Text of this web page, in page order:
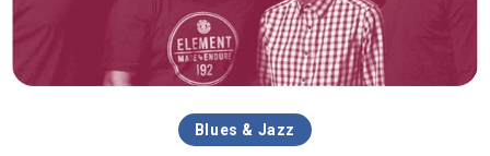
Blues & Jazz